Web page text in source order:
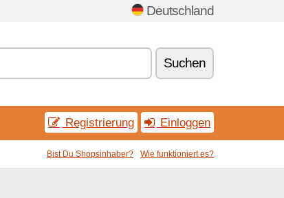
Deutschland
Suchen
Registrierung Einloggen
Bist Du Shopsinhaber? Wie funktioniert es?